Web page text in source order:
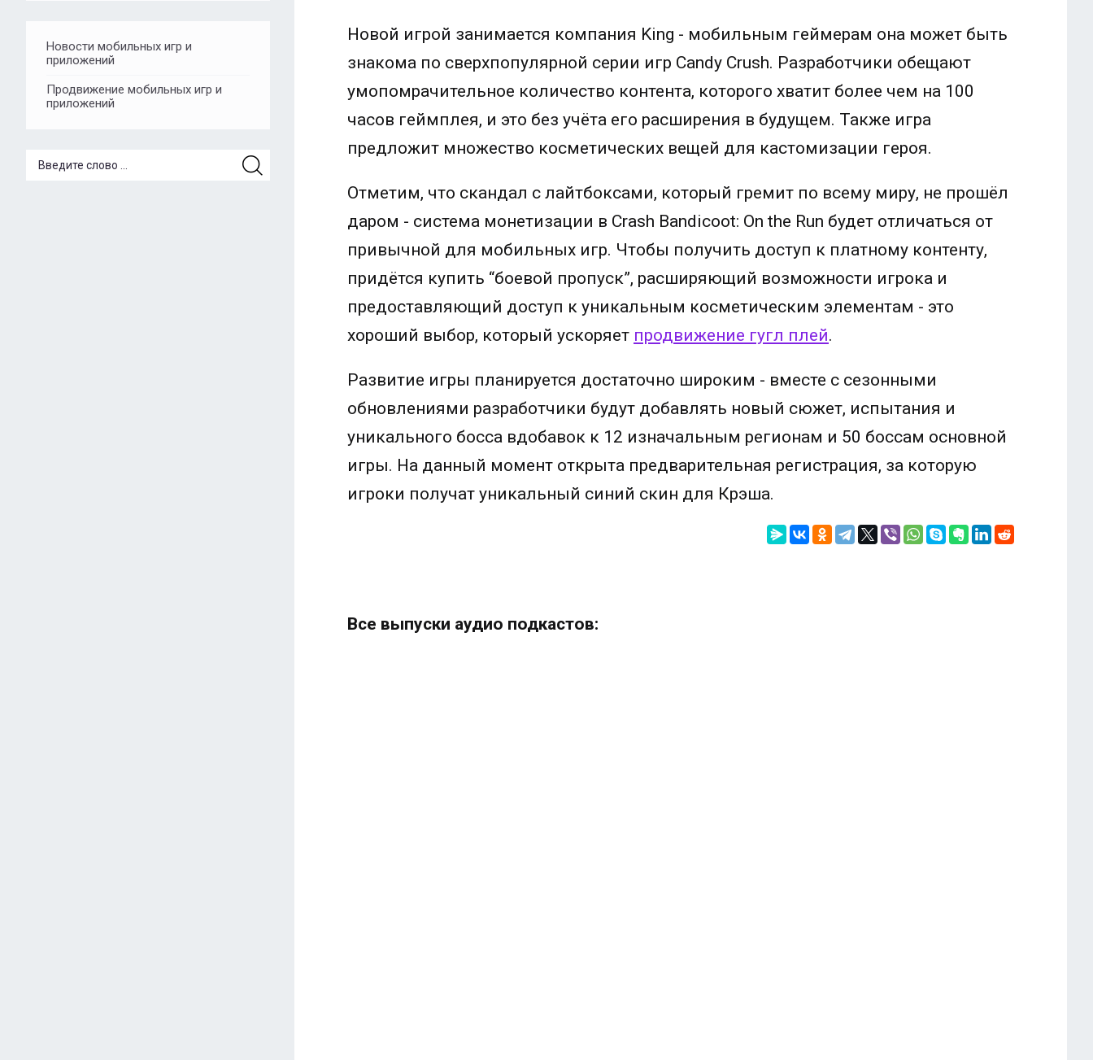
Новой игрой занимается компания King - мобильным геймерам она может быть
знакома по сверхпопулярной серии игр Candy Crush. Разработчики обещают
умопомрачительное количество контента, которого хватит более чем на 100
часов геймплея, и это без учёта его расширения в будущем. Также игра
предложит множество косметических вещей для кастомизации героя.
Отметим, что скандал с лайтбоксами, который гремит по всему миру, не прошёл
даром - система монетизации в Crash Bandicoot: On the Run будет отличаться от
привычной для мобильных игр. Чтобы получить доступ к платному контенту,
придётся купить “боевой пропуск”, расширяющий возможности игрока и
предоставляющий доступ к уникальным косметическим элементам - это
хороший выбор, который ускоряет продвижение гугл плей.
Развитие игры планируется достаточно широким - вместе с сезонными
обновлениями разработчики будут добавлять новый сюжет, испытания и
уникального босса вдобавок к 12 изначальным регионам и 50 боссам основной
игры. На данный момент открыта предварительная регистрация, за которую
игроки получат уникальный синий скин для Крэша.
Все выпуски аудио подкастов:
Новости мобильных игр и
приложений
Продвижение мобильных игр и
приложений